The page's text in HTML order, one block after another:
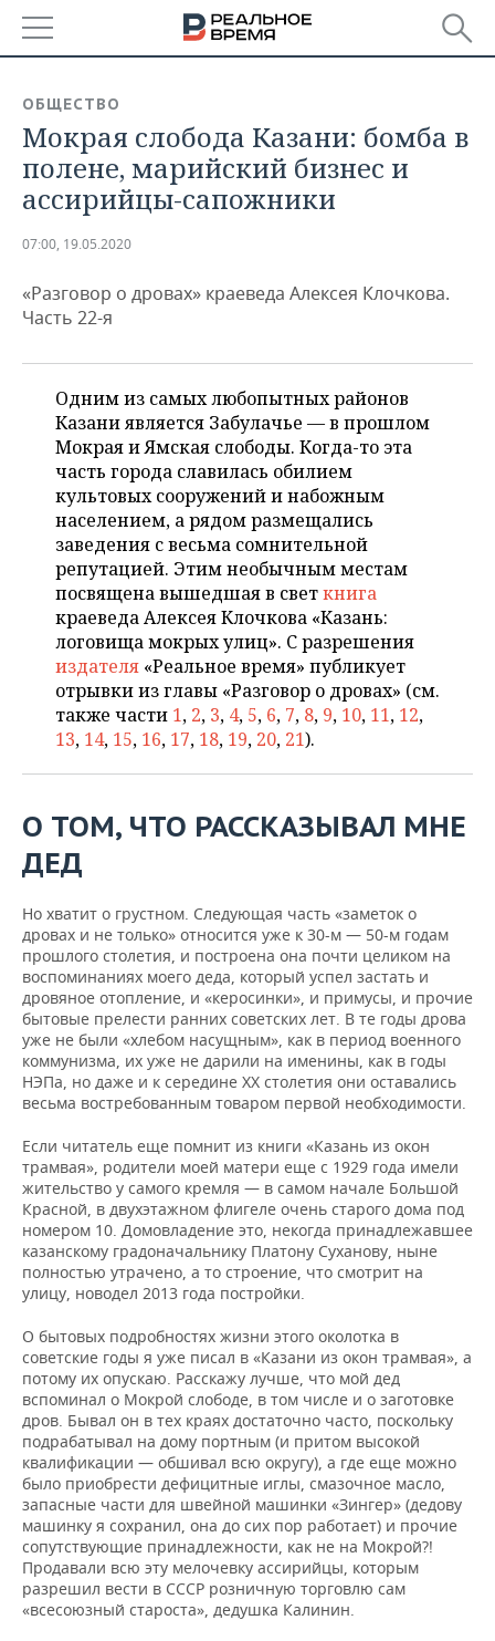
БАШКОРТОСТАН
ТАТАРСТАН
НОВОСТИ
АНАЛИТИКА
ДЕКЛАРАЦИИ О ДОХОДАХ
КОМУ ПРИНАДЛЕЖАТ
ТОРГОВЫЕ ЦЕНТРЫ
ТАТАРСТАНА
НОВОСТИ ЭКОНОМИКИ
БЮДЖЕТ
ИНВЕСТИЦИИ
ПРОМЫШЛЕННОСТЬ
АГРОПРОМ
МАШИНОСТРОЕНИЕ
НЕФТЕХИМИЯ
НЕФТЬ
ОПК
ЭНЕРГЕТИКА
НОВОСТИ АВТО
БИЗНЕС
НОВОСТИ БИЗНЕСА
РОЗНИЧНАЯ ТОРГОВЛЯ
ТРАНСПОРТ
УСЛУГИ
ТЕХНОЛОГИИ
НОВОСТИ ТЕХНОЛОГИЙ
МЕДИА
ТЕЛЕКОММУНИКАЦИИ
МЕРОПРИЯТИЯ
НОВОСТИ МЕРОПРИЯТИЙ
ВЫЕЗДНАЯ РЕДАКЦИЯ
БИЗНЕС-БРАНЧИ
ONLINE-КОНФЕРЕНЦИИ
СПОРТ
НОВОСТИ СПОРТА
ФУТБОЛ
ХОККЕЙ
ВОЛЕЙБОЛ
ФИГУРНОЕ КАТАНИЕ
ВОДНЫЕ ВИДЫ СПОРТА
ХОККЕЙ С МЯЧОМ
ОБЩЕСТВО
НОВОСТИ ОБЩЕСТВА
ВЛАСТЬ
ИСТОРИЯ
МЕДИЦИНА
ОБРАЗОВАНИЕ
ПРОИСШЕСТВИЯ
ФОТОГАЛЕРЕЯ
СЮЖЕТЫ
СПИСОК ПЕРСОН
ПОЛНАЯ ВЕРСИЯ
ОБЩЕСТВО
Мокрая слобода Казани: бомба в
полене, марийский бизнес и
ассирийцы-сапожники
07:00, 19.05.2020
«Разговор о дровах» краеведа Алексея Клочкова.
Часть 22-я
Одним из самых любопытных районов
Казани является Забулачье — в прошлом
Мокрая и Ямская слободы. Когда-то эта
часть города славилась обилием
культовых сооружений и набожным
населением, а рядом размещались
заведения с весьма сомнительной
репутацией. Этим необычным местам
посвящена вышедшая в светкнига
краеведа Алексея Клочкова «Казань:
логовища мокрых улиц». С разрешения
издателя «Реальное время» публикует
отрывки из главы «Разговор о дровах» (см.
также части 1, 2, 3, 4, 5, 6, 7, 8, 9, 10, 11, 12,
13, 14, 15, 16, 17, 18, 19, 20, 21).
О ТОМ, ЧТО РАССКАЗЫВАЛ МНЕ
ДЕД
Но хватит о грустном. Следующая часть «заметок о
дровах и не только» относится уже к 30-м — 50-м годам
прошлого столетия, и построена она почти целиком на
воспоминаниях моего деда, который успел застать и
дровяное отопление, и «керосинки», и примусы, и прочие
бытовые прелести ранних советских лет. В те годы дрова
уже не были «хлебом насущным», как в период военного
коммунизма, их уже не дарили на именины, как в годы
НЭПа, но даже и к середине ХХ столетия они оставались
весьма востребованным товаром первой необходимости.
Если читатель еще помнит из книги «Казань из окон
трамвая», родители моей матери еще с 1929 года имели
жительство у самого кремля — в самом начале Большой
Красной, в двухэтажном флигеле очень старого дома под
номером 10. Домовладение это, некогда принадлежавшее
казанскому градоначальнику Платону Суханову, ныне
полностью утрачено, а то строение, что смотрит на
улицу, новодел 2013 года постройки.
О бытовых подробностях жизни этого околотка в
советские годы я уже писал в «Казани из окон трамвая», а
потому их опускаю. Расскажу лучше, что мой дед
вспоминал о Мокрой слободе, в том числе и о заготовке
дров. Бывал он в тех краях достаточно часто, поскольку
подрабатывал на дому портным (и притом высокой
квалификации — обшивал всю округу), а где еще можно
было приобрести дефицитные иглы, смазочное масло,
запасные части для швейной машинки «Зингер» (дедову
машинку я сохранил, она до сих пор работает) и прочие
сопутствующие принадлежности, как не на Мокрой?!
Продавали всю эту мелочевку ассирийцы, которым
разрешил вести в СССР розничную торговлю сам
«всесоюзный староста», дедушка Калинин.